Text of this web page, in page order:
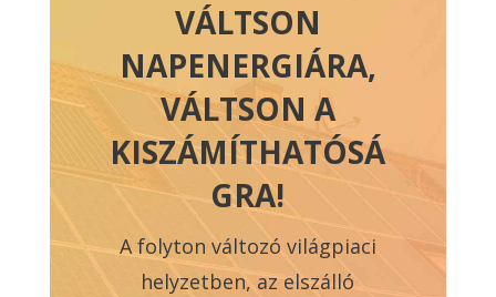
VÁLTSON
NAPENERGIÁRA,
VÁLTSON A
KISZÁMÍTHATÓSÁ
GRA!
A folyton változó világpiaci
helyzetben, az elszálló